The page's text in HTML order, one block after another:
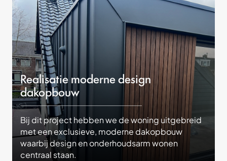
Realisatie moderne design
dakopbouw
Bij dit project hebben we de woning uitgebreid
met een exclusieve, moderne dakopbouw
waarbij design en onderhoudsarm wonen
centraal staan.